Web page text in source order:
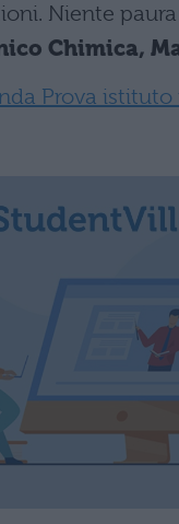
Niente
Chimica,
Prova